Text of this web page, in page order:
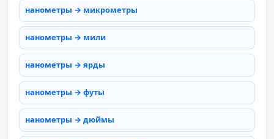
нанометры → микрометры
нанометры → мили
нанометры → ярды
нанометры → футы
нанометры → дюймы